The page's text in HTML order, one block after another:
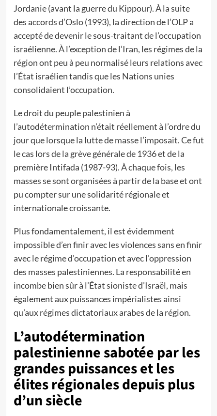
Jordanie (avant la guerre du Kippour). À la suite
des accords d’Oslo (1993), la direction de l’OLP a
accepté de devenir le sous-traitant de l’occupation
israélienne. À l’exception de l’Iran, les régimes de la
région ont peu à peu normalisé leurs relations avec
l’État israélien tandis que les Nations unies
consolidaient l’occupation.
Le droit du peuple palestinien à
l’autodétermination n’était réellement à l’ordre du
jour que lorsque la lutte de masse l’imposait. Ce fut
le cas lors de la grève générale de 1936 et de la
première Intifada (1987-93). À chaque fois, les
masses se sont organisées à partir de la base et ont
pu compter sur une solidarité régionale et
internationale croissante.
Plus fondamentalement, il est évidemment
impossible d’en finir avec les violences sans en finir
avec le régime d’occupation et avec l’oppression
des masses palestiniennes. La responsabilité en
incombe bien sûr à l’État sioniste d’Israël, mais
également aux puissances impérialistes ainsi
qu’aux régimes dictatoriaux arabes de la région.
L’autodétermination
palestinienne sabotée par les
grandes puissances et les
élites régionales depuis plus
d’un siècle